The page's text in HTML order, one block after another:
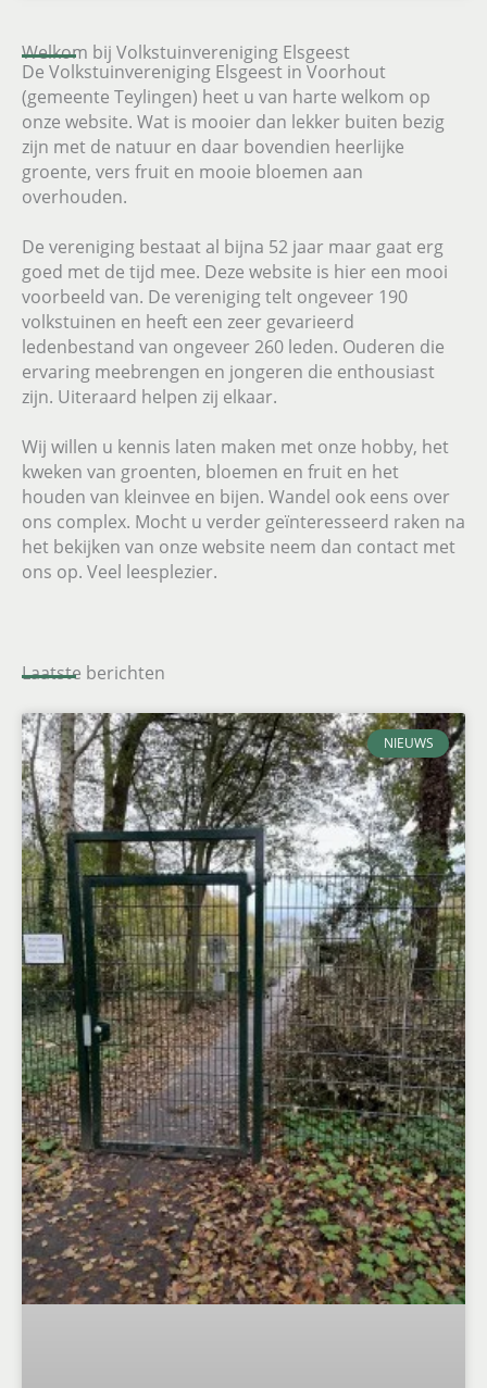
Welkom bij Volkstuinvereniging Elsgeest
De Volkstuinvereniging Elsgeest in Voorhout
(gemeente Teylingen) heet u van harte welkom op
onze website. Wat is mooier dan lekker buiten bezig
zijn met de natuur en daar bovendien heerlijke
groente, vers fruit en mooie bloemen aan
overhouden.
De vereniging bestaat al bijna 52 jaar maar gaat erg
goed met de tijd mee. Deze website is hier een mooi
voorbeeld van. De vereniging telt ongeveer 190
volkstuinen en heeft een zeer gevarieerd
ledenbestand van ongeveer 260 leden. Ouderen die
ervaring meebrengen en jongeren die enthousiast
zijn. Uiteraard helpen zij elkaar.
Wij willen u kennis laten maken met onze hobby, het
kweken van groenten, bloemen en fruit en het
houden van kleinvee en bijen. Wandel ook eens over
ons complex. Mocht u verder geïnteresseerd raken na
het bekijken van onze website neem dan contact met
ons op. Veel leesplezier.
Laatste berichten
NIEUWS